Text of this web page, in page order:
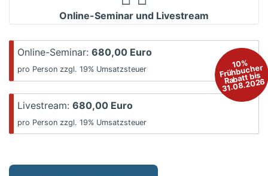
Online-Seminar und Livestream
Online-Seminar:680,00 Euro
pro Person zzgl. 19% Umsatzsteuer
Livestream:680,00 Euro
pro Person zzgl. 19% Umsatzsteuer
10%
Frühbucher
Rabatt bis
31.08.2026